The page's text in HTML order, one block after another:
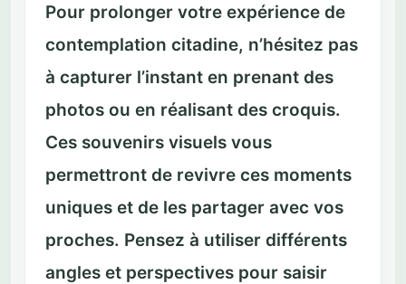
Pour prolonger votre expérience de
contemplation citadine, n’hésitez pas
à capturer l’instant en prenant des
photos ou en réalisant des croquis.
Ces souvenirs visuels vous
permettront de revivre ces moments
uniques et de les partager avec vos
proches. Pensez à utiliser différents
angles et perspectives pour saisir